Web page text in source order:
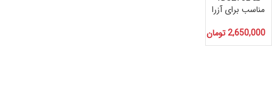
مناسب برای آزرا
2,650,000تومان